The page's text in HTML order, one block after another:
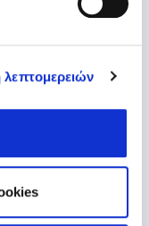
κανενός
να ελέγχετε
τη δωρεάν
και συνδέστε